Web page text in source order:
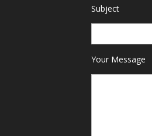
Subject
Your Message